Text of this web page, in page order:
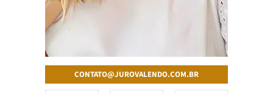
CONTATO@JUROVALENDO.COM.BR